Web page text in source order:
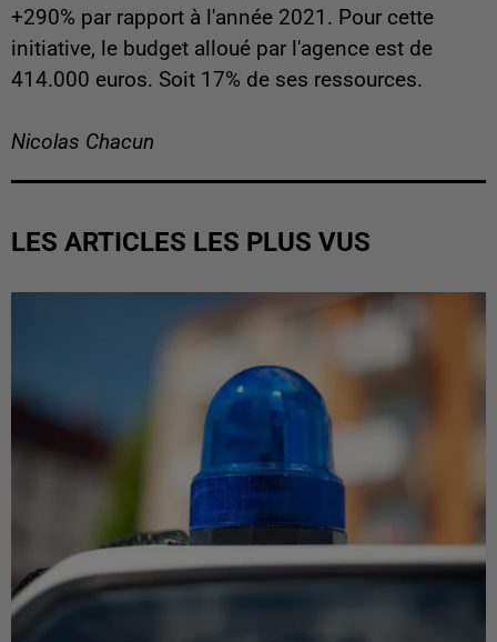
+290% par rapport à l'année 2021. Pour cette
initiative, le budget alloué par l'agence est de
414.000 euros. Soit 17% de ses ressources.
Nicolas Chacun
LES ARTICLES LES PLUS VUS